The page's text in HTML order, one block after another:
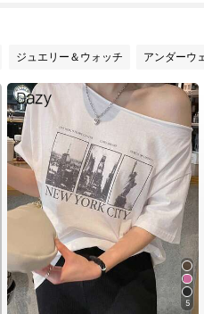
ジュエリー＆ウォッチ アンダーウ
5